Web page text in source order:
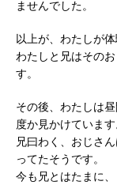
ませんでした。
以上が、わたしが
わたしと兄はその
す。
その後、わたしは
度か見かけています
兄曰わく、おじさ
ってたそうです。
今も兄とはたまに